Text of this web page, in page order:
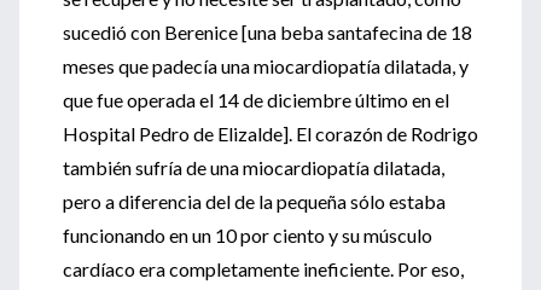
sucedió con Berenice [una beba santafecina de 18
meses que padecía una miocardiopatía dilatada, y
que fue operada el 14 de diciembre último en el
Hospital Pedro de Elizalde]. El corazón de Rodrigo
también sufría de una miocardiopatía dilatada,
pero a diferencia del de la pequeña sólo estaba
funcionando en un 10 por ciento y su músculo
cardíaco era completamente ineficiente. Por eso,